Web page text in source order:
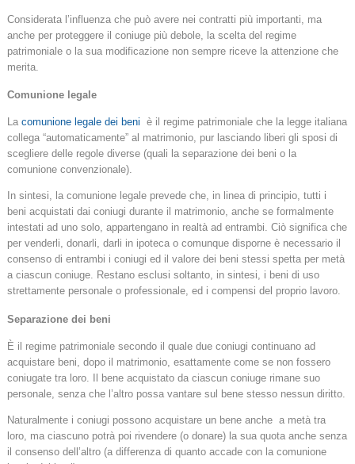
Considerata l’influenza che può avere nei contratti più importanti, ma
anche per proteggere il coniuge più debole, la scelta del regime
patrimoniale o la sua modificazione non sempre riceve la attenzione che
merita.
Comunione legale
La comunione legale dei beni è il regime patrimoniale che la legge italiana
collega “automaticamente” al matrimonio, pur lasciando liberi gli sposi di
scegliere delle regole diverse (quali la separazione dei beni o la
comunione convenzionale).
In sintesi, la comunione legale prevede che, in linea di principio, tutti i
beni acquistati dai coniugi durante il matrimonio, anche se formalmente
intestati ad uno solo, appartengano in realtà ad entrambi. Ciò significa che
per venderli, donarli, darli in ipoteca o comunque disporne è necessario il
consenso di entrambi i coniugi ed il valore dei beni stessi spetta per metà
a ciascun coniuge. Restano esclusi soltanto, in sintesi, i beni di uso
strettamente personale o professionale, ed i compensi del proprio lavoro.
Separazione dei beni
È il regime patrimoniale secondo il quale due coniugi continuano ad
acquistare beni, dopo il matrimonio, esattamente come se non fossero
coniugate tra loro. Il bene acquistato da ciascun coniuge rimane suo
personale, senza che l’altro possa vantare sul bene stesso nessun diritto.
Naturalmente i coniugi possono acquistare un bene anche a metà tra
loro, ma ciascuno potrà poi rivendere (o donare) la sua quota anche senza
il consenso dell’altro (a differenza di quanto accade con la comunione